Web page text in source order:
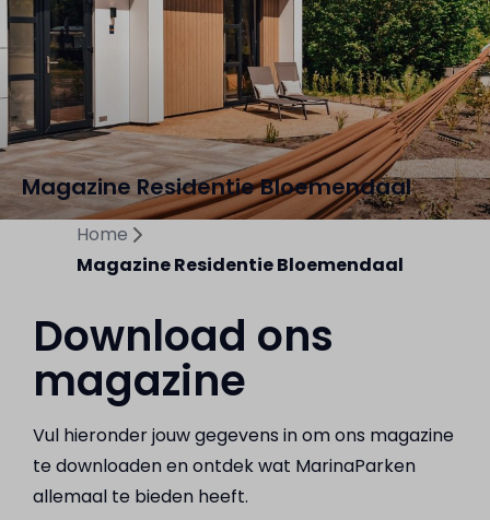
Magazine Residentie Bloemendaal
Home
Magazine Residentie Bloemendaal
Download ons
magazine
Vul hieronder jouw gegevens in om ons magazine
te downloaden en ontdek wat MarinaParken
allemaal te bieden heeft.